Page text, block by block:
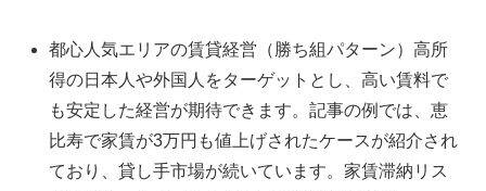
都心人気エリアの賃貸経営（勝ち組パターン）高所
得の日本人や外国人をターゲットとし、高い賃料で
も安定した経営が期待できます。記事の例では、恵
比寿で家賃が3万円も値上げされたケースが紹介され
ており、貸し手市場が続いています。家賃滞納リス